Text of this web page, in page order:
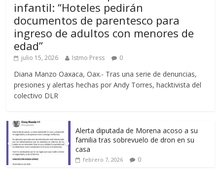
infantil: “Hoteles pedirán
documentos de parentesco para
ingreso de adultos con menores de
edad”
julio 15, 2026 Istmo Press 0
Diana Manzo Oaxaca, Oax.- Tras una serie de denuncias,
presiones y alertas hechas por Andy Torres, hacktivista del
colectivo DLR
Alerta diputada de Morena acoso a su
familia tras sobrevuelo de dron en su
casa
febrero 7, 2026 0